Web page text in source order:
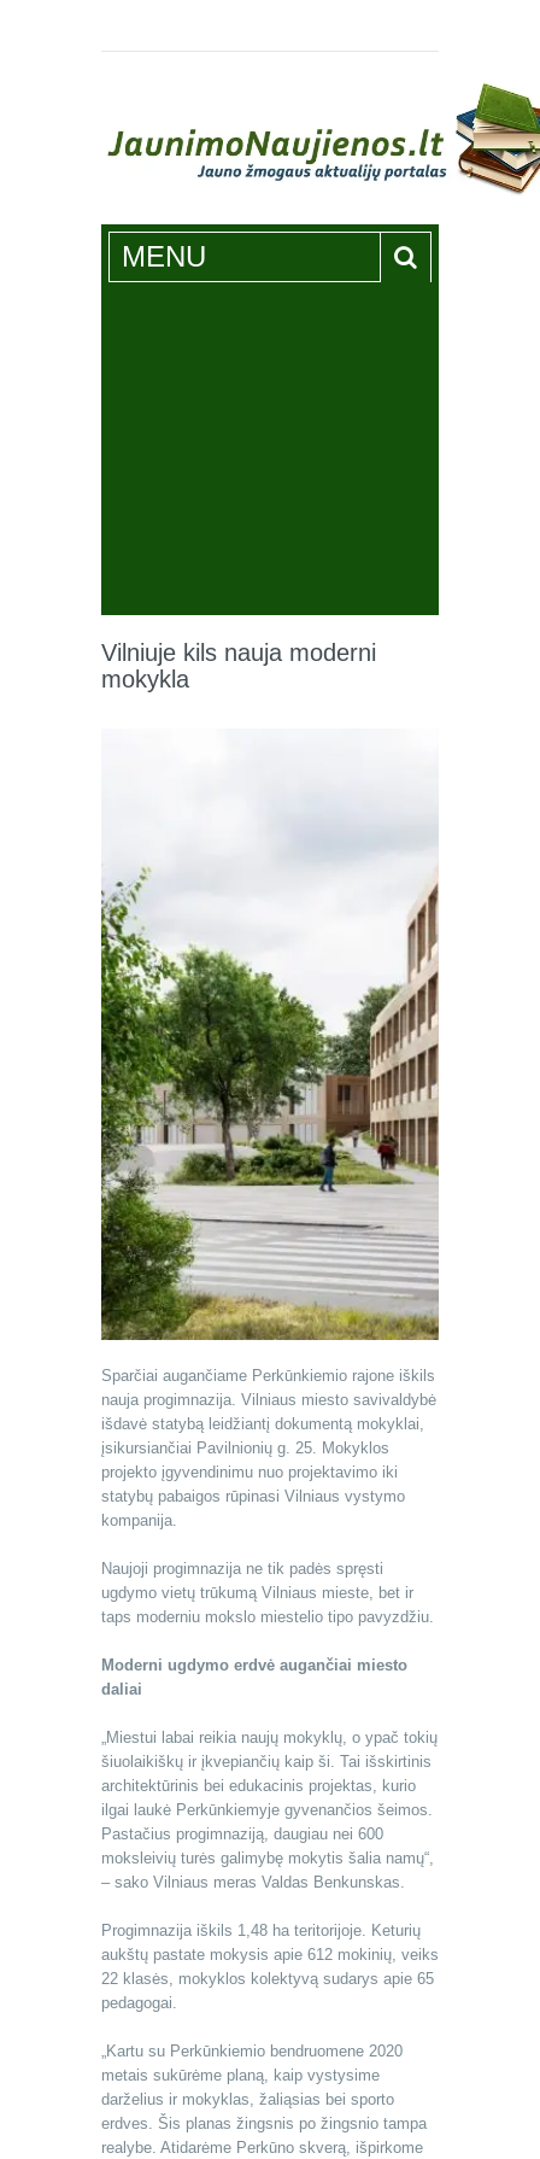
Jaunimonaujienos.lt
MENU
Vilniuje kils nauja moderni
mokykla
Sparčiai augančiame Perkūnkiemio rajone iškils
nauja progimnazija. Vilniaus miesto savivaldybė
išdavė statybą leidžiantį dokumentą mokyklai,
įsikursiančiai Pavilnionių g. 25. Mokyklos
projekto įgyvendinimu nuo projektavimo iki
statybų pabaigos rūpinasi Vilniaus vystymo
kompanija.
Naujoji progimnazija ne tik padės spręsti
ugdymo vietų trūkumą Vilniaus mieste, bet ir
taps moderniu mokslo miestelio tipo pavyzdžiu.
Moderni ugdymo erdvė augančiai miesto
daliai
„Miestui labai reikia naujų mokyklų, o ypač tokių
šiuolaikiškų ir įkvepiančių kaip ši. Tai išskirtinis
architektūrinis bei edukacinis projektas, kurio
ilgai laukė Perkūnkiemyje gyvenančios šeimos.
Pastačius progimnaziją, daugiau nei 600
moksleivių turės galimybę mokytis šalia namų“,
– sako Vilniaus meras Valdas Benkunskas.
Progimnazija iškils 1,48 ha teritorijoje. Keturių
aukštų pastate mokysis apie 612 mokinių, veiks
22 klasės, mokyklos kolektyvą sudarys apie 65
pedagogai.
„Kartu su Perkūnkiemio bendruomene 2020
metais sukūrėme planą, kaip vystysime
darželius ir mokyklas, žaliąsias bei sporto
erdves. Šis planas žingsnis po žingsnio tampa
realybe. Atidarėme Perkūno skverą, išpirkome